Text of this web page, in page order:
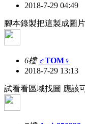
2018-7-29 04:49
腳本錄製把這製成圖
6樓 ♂TOM♀
2018-7-29 13:13
試看看區域找圖 應該